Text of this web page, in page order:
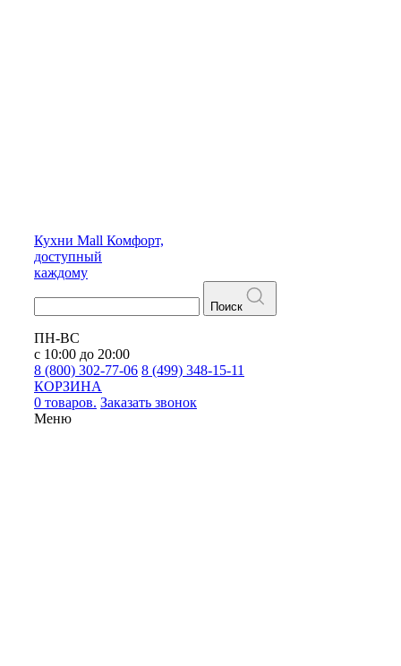
Кухни Mall Комфорт,
доступный
каждому
Поиск
ПН-ВС
с 10:00 до 20:00
8 (800) 302-77-06 8 (499) 348-15-11
КОРЗИНА
0 товаров. Заказать звонок
Меню